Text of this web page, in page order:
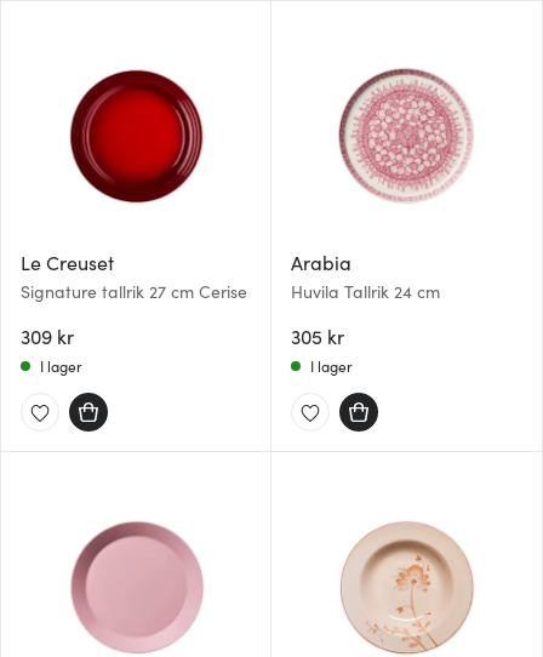
Le Creuset
Signature tallrik 27 cm Cerise
309 kr
I lager
Arabia
Huvila Tallrik 24 cm
305 kr
I lager